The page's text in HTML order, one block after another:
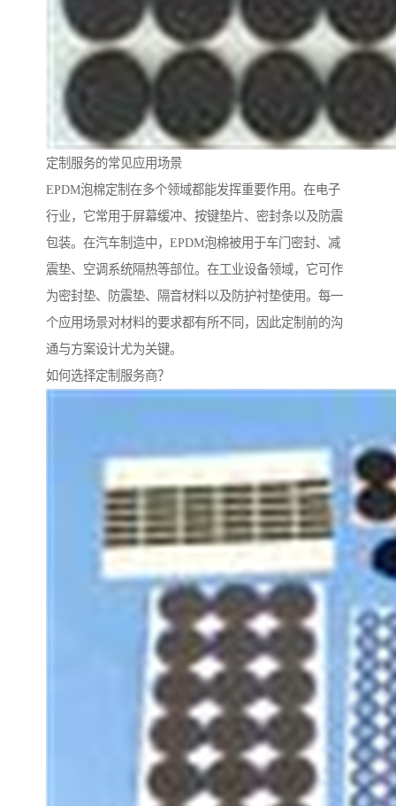
定制服务的常见应用场景
EPDM泡棉定制在多个领域都能发挥重要作用。在电子
行业，它常用于屏幕缓冲、按键垫片、密封条以及防震
包装。在汽车制造中，EPDM泡棉被用于车门密封、减
震垫、空调系统隔热等部位。在工业设备领域，它可作
为密封垫、防震垫、隔音材料以及防护衬垫使用。每一
个应用场景对材料的要求都有所不同，因此定制前的沟
通与方案设计尤为关键。
如何选择定制服务商？